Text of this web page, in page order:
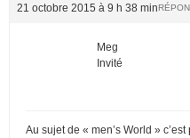
21 octobre 2015 à 9 h 38 min
Meg
Invité
Au sujet de « men’s World »